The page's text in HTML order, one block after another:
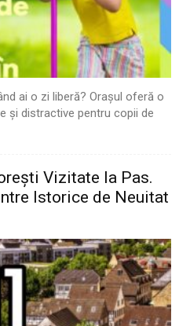
ai o zi liberă? Orașul oferă o
și distractive pentru copii de
Vizitate la Pas.
Istorice de Neuitat